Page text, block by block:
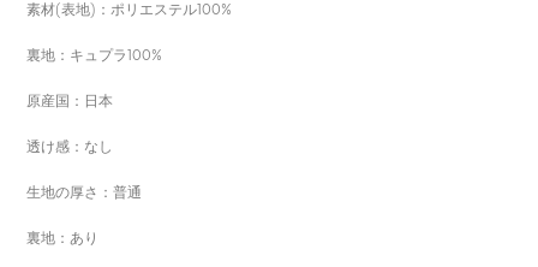
素材(表地)：ポリエステル100%
裏地：キュプラ100%
原産国：日本
透け感：なし
生地の厚さ：普通
裏地：あり